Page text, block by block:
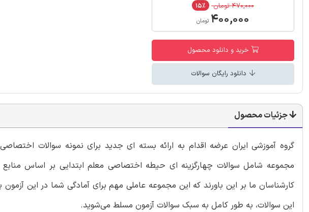
۴۷۰,۰۰۰ تومان ۱۵٪
۴۰۰,۰۰۰ تومان
خرید و دانلود محصول
دانلود رایگان سوالات
جزئیات محصول
گروه آموزشی ایران عرضه اقدام به ارائه بسته ای جدید برای نمونه سوالات
مجموعه شامل سوالات چهارگزینه ای حیطه اختصاصی معلم ابتدایی بر اساس منابع
کارشناسان ما بر این باورند که این مجموعه عاملی مهم برای آمادگی شما در این
این سوالات، به طور کامل به سبک سوالات آزمون مسلط می‌شوید.